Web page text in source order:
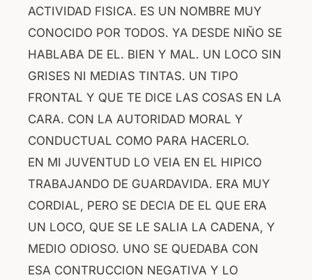
ACTIVIDAD FISICA. ES UN NOMBRE MUY
CONOCIDO POR TODOS. YA DESDE NIÑO SE
HABLABA DE EL. BIEN Y MAL. UN LOCO SIN
GRISES NI MEDIAS TINTAS. UN TIPO
FRONTAL Y QUE TE DICE LAS COSAS EN LA
CARA. CON LA AUTORIDAD MORAL Y
CONDUCTUAL COMO PARA HACERLO.
EN MI JUVENTUD LO VEIA EN EL HIPICO
TRABAJANDO DE GUARDAVIDA. ERA MUY
CORDIAL, PERO SE DECIA DE EL QUE ERA
UN LOCO, QUE SE LE SALIA LA CADENA, Y
MEDIO ODIOSO. UNO SE QUEDABA CON
ESA CONTRUCCION NEGATIVA Y LO